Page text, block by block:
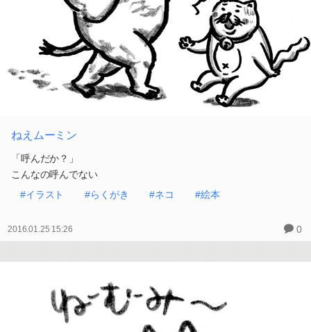
ねえムーミン
「呼んだか？」
こんなの呼んでない
#イラスト
#らくがき #ネコ #絵本
2016.01.25 15:26 0